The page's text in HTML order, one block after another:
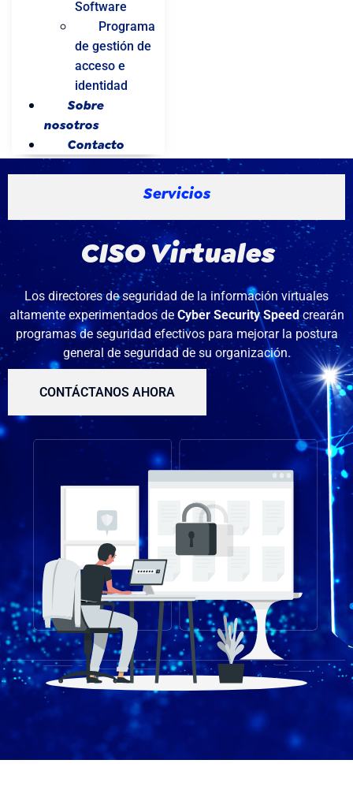
Software
Programa
de gestión de
acceso e
identidad
Sobre
nosotros
Contacto
Servicios
CISO Virtuales
Los directores de seguridad de la información virtuales
altamente experimentados de Cyber Security Speedcrearán
programas de seguridad efectivos para mejorar la postura
general de seguridad de su organización.
CONTÁCTANOS AHORA